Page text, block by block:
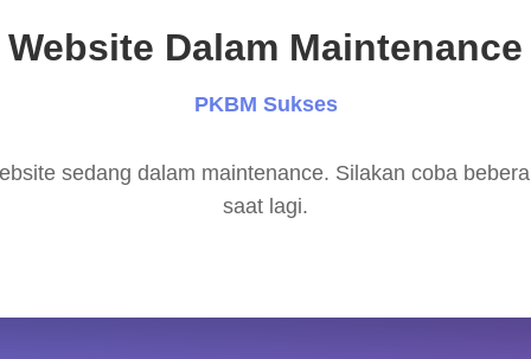
Website Dalam Maintenance
PKBM Sukses
sedang dalam maintenance. Silakan coba
saat lagi.